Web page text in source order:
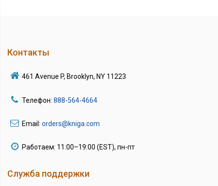
Контакты
461 Avenue P, Brooklyn, NY 11223
Телефон: 888-564-4664
Email: orders@kniga.com
Работаем: 11:00–19:00 (EST), пн-пт
Служба поддержки